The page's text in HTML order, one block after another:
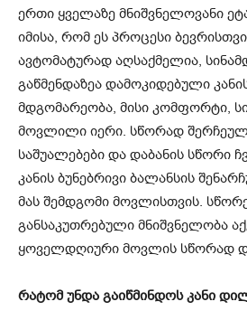
ერთი ყველაზე მნიშვნელოვანი
იმისა, რომ ეს პროცესი
ავტომატურად აღსაქმელია,
გაწმენდაზეა დამოკიდებული
მდგომარეობა, მისი კომფორტი,
მოვლილი იერი. სწორად
საშუალებები და დაბანის სწორი
კანის ბუნებრივი ბალანსის
მას შემდგომი მოვლისთვის.
განსაკუთრებული მნიშვნელობა
ყოველდღიური მოვლის სწორად
რატომ უნდა გაიწმინდოს კანი